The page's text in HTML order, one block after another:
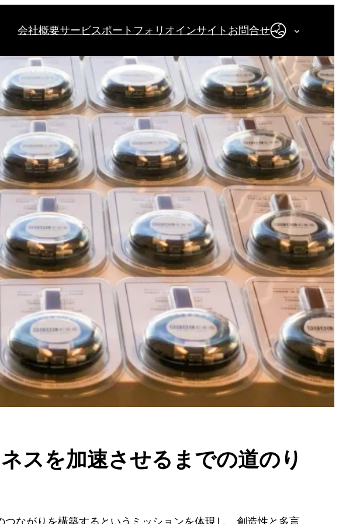
会社概要サービスポートフォリオインサイト お問合せ日本語
ネスを加速させるまでの道のり